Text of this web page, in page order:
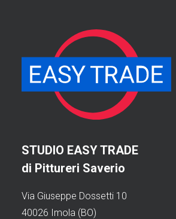
STUDIO EASY TRADE
di Pittureri Saverio
Via Giuseppe Dossetti 10
40026 Imola (BO)